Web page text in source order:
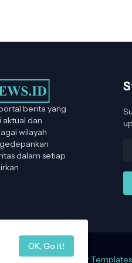
berita yang
aktual dan
wilayah
dalam setiap
Themes|Blogger Templates
OK, Go it!